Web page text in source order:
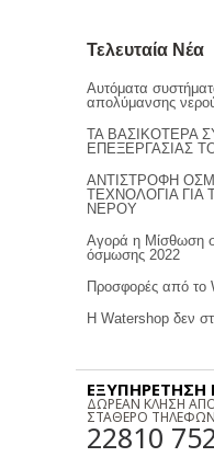
Τελευταία Νέα
Αυτόματα
απολύμανσης
ΤΑ ΒΑΣΙΚΟΤΕΡΑ
ΕΠΕΞΕΡΓΑΣΙΑΣ
ΑΝΤΙΣΤΡΟΦΗ
ΤΕΧΝΟΛΟΓΙΑ
ΝΕΡΟΥ
Αγορά η Μίσθωση
όσμωσης 2022
Προσφορές από το
Η Watershop δεν
ΕΞΥΠΗΡΕΤΗΣΗ
ΔΩΡΕΑΝ ΚΛΗΣΗ
ΣΤΑΘΕΡΟ
22810